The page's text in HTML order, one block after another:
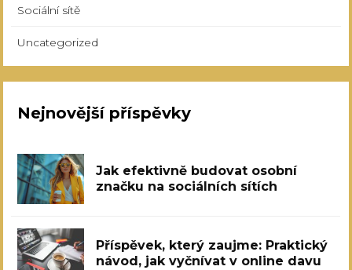
Sociální sítě
Uncategorized
Nejnovější příspěvky
Jak efektivně budovat osobní
značku na sociálních sítích
Příspěvek, který zaujme: Praktický
návod, jak vyčnívat v online davu